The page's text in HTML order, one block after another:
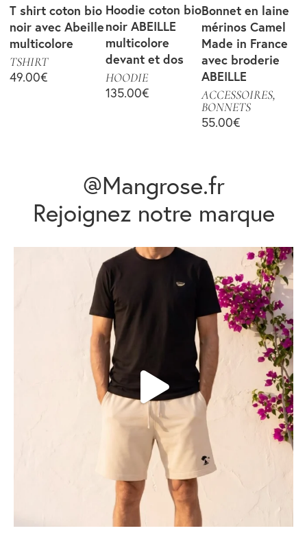
T shirt coton bio
noir avec Abeille
multicolore
TSHIRT
49.00€
Hoodie coton bio
noir ABEILLE
multicolore
devant et dos
HOODIE
135.00€
Bonnet en laine
mérinos Camel
Made in France
avec broderie
ABEILLE
ACCESSOIRES,
BONNETS
55.00€
@Mangrose.fr
Rejoignez notre marque